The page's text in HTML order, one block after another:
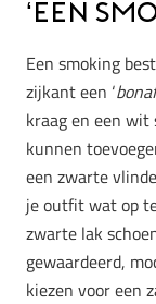
‘een
Een smoking
zijkant een ‘
kraag en een wit
kunnen
een zwarte
je outfit wat op
zwarte lak
gewaardeerd,
kiezen voor een